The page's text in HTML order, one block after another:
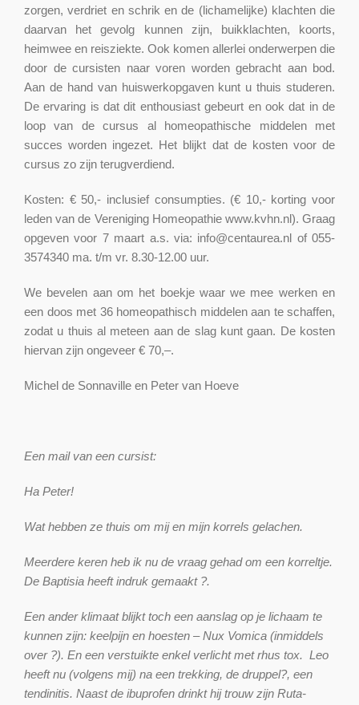
zorgen, verdriet en schrik en de (lichamelijke) klachten die
daarvan het gevolg kunnen zijn, buikklachten, koorts,
heimwee en reisziekte. Ook komen allerlei onderwerpen die
door de cursisten naar voren worden gebracht aan bod.
Aan de hand van huiswerkopgaven kunt u thuis studeren.
De ervaring is dat dit enthousiast gebeurt en ook dat in de
loop van de cursus al homeopathische middelen met
succes worden ingezet. Het blijkt dat de kosten voor de
cursus zo zijn terugverdiend.
Kosten: € 50,- inclusief consumpties. (€ 10,- korting voor
leden van de Vereniging Homeopathie www.kvhn.nl). Graag
opgeven voor 7 maart a.s. via: info@centaurea.nl of 055-
3574340 ma. t/m vr. 8.30-12.00 uur.
We bevelen aan om het boekje waar we mee werken en
een doos met 36 homeopathisch middelen aan te schaffen,
zodat u thuis al meteen aan de slag kunt gaan. De kosten
hiervan zijn ongeveer € 70,–.
Michel de Sonnaville en Peter van Hoeve
Een mail van een cursist:
Ha Peter!
Wat hebben ze thuis om mij en mijn korrels gelachen.
Meerdere keren heb ik nu de vraag gehad om een korreltje.
De Baptisia heeft indruk gemaakt ?.
Een ander klimaat blijkt toch een aanslag op je lichaam te
kunnen zijn: keelpijn en hoesten – Nux Vomica (inmiddels
over ?). En een verstuikte enkel verlicht met rhus tox. Leo
heeft nu (volgens mij) na een trekking, de druppel?, een
tendinitis. Naast de ibuprofen drinkt hij trouw zijn Ruta-